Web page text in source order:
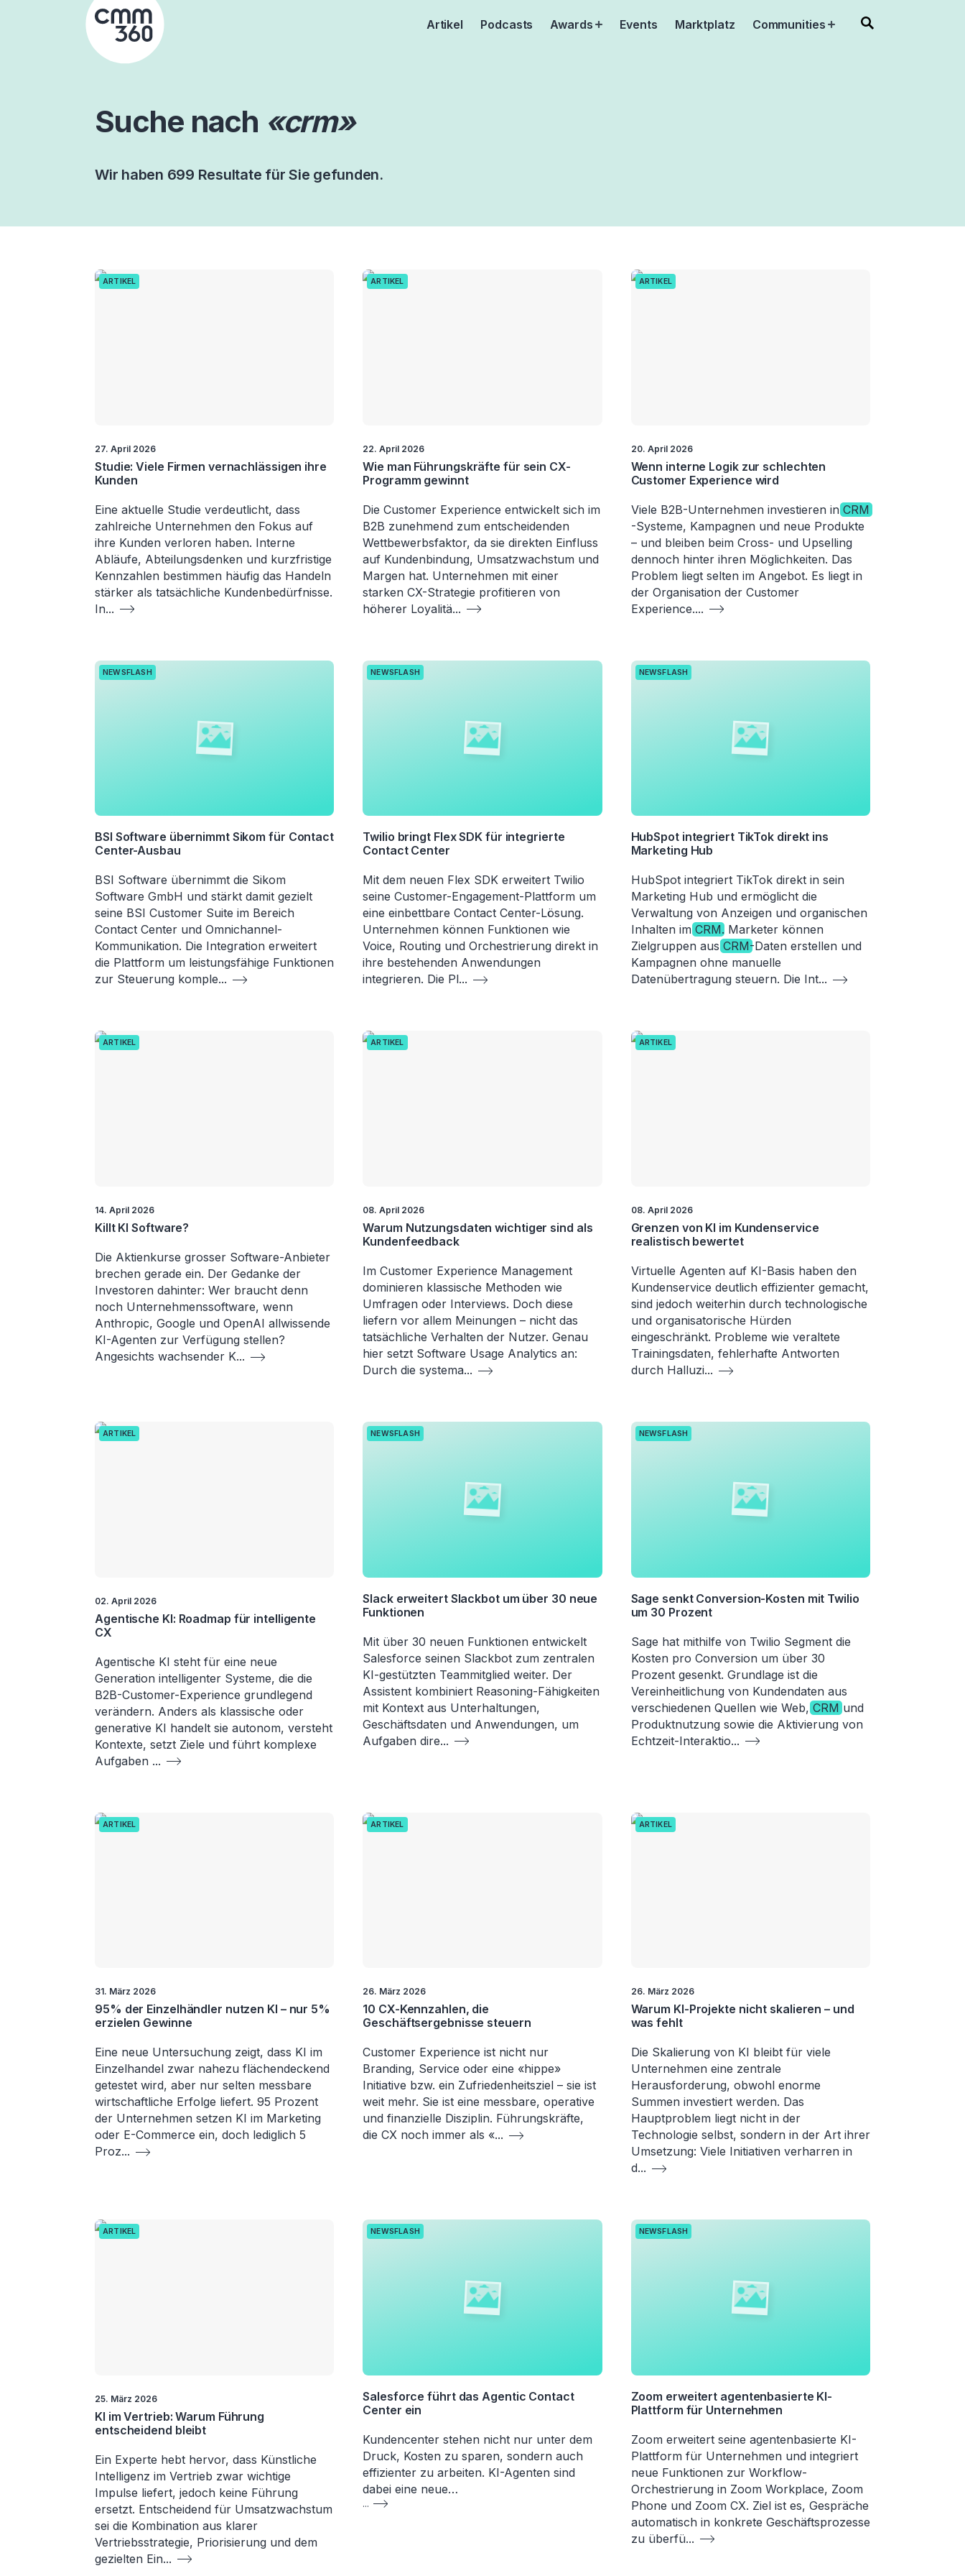
Artikel Podcasts Awards OpenEvents Marktplatz Communities Open
Suche nach «crm»
Wir haben 699 Resultate für Sie gefunden.
ARTIKEL
27. April 2026
Studie: Viele Firmen vernachlässigen ihre
Kunden
Eine aktuelle Studie verdeutlicht, dass
zahlreiche Unternehmen den Fokus auf
ihre Kunden verloren haben. Interne
Abläufe, Abteilungsdenken und kurzfristige
Kennzahlen bestimmen häufig das Handeln
stärker als tatsächliche Kundenbedürfnisse.
In...
ARTIKEL
22. April 2026
Wie man Führungskräfte für sein CX-
Programm gewinnt
Die Customer Experience entwickelt sich im
B2B zunehmend zum entscheidenden
Wettbewerbsfaktor, da sie direkten Einfluss
auf Kundenbindung, Umsatzwachstum und
Margen hat. Unternehmen mit einer
starken CX-Strategie profitieren von
höherer Loyalitä...
ARTIKEL
20. April 2026
Wenn interne Logik zur schlechten
Customer Experience wird
Viele B2B-Unternehmen investieren inCRM
-Systeme, Kampagnen und neue Produkte
– und bleiben beim Cross- und Upselling
dennoch hinter ihren Möglichkeiten. Das
Problem liegt selten im Angebot. Es liegt in
der Organisation der Customer
Experience....
NEWSFLASH
BSI Software übernimmt Sikom für Contact
Center-Ausbau
BSI Software übernimmt die Sikom
Software GmbH und stärkt damit gezielt
seine BSI Customer Suite im Bereich
Contact Center und Omnichannel-
Kommunikation. Die Integration erweitert
die Plattform um leistungsfähige Funktionen
zur Steuerung komple...
NEWSFLASH
Twilio bringt Flex SDK für integrierte
Contact Center
Mit dem neuen Flex SDK erweitert Twilio
seine Customer-Engagement-Plattform um
eine einbettbare Contact Center-Lösung.
Unternehmen können Funktionen wie
Voice, Routing und Orchestrierung direkt in
ihre bestehenden Anwendungen
integrieren. Die Pl...
NEWSFLASH
HubSpot integriert TikTok direkt ins
Marketing Hub
HubSpot integriert TikTok direkt in sein
Marketing Hub und ermöglicht die
Verwaltung von Anzeigen und organischen
Inhalten imCRM. Marketer können
Zielgruppen ausCRM-Daten erstellen und
Kampagnen ohne manuelle
Datenübertragung steuern. Die Int...
ARTIKEL
14. April 2026
Killt KI Software?
Die Aktienkurse grosser Software-Anbieter
brechen gerade ein. Der Gedanke der
Investoren dahinter: Wer braucht denn
noch Unternehmenssoftware, wenn
Anthropic, Google und OpenAI allwissende
KI-Agenten zur Verfügung stellen?
Angesichts wachsender K...
ARTIKEL
08. April 2026
Warum Nutzungsdaten wichtiger sind als
Kundenfeedback
Im Customer Experience Management
dominieren klassische Methoden wie
Umfragen oder Interviews. Doch diese
liefern vor allem Meinungen – nicht das
tatsächliche Verhalten der Nutzer. Genau
hier setzt Software Usage Analytics an:
Durch die systema...
ARTIKEL
08. April 2026
Grenzen von KI im Kundenservice
realistisch bewertet
Virtuelle Agenten auf KI-Basis haben den
Kundenservice deutlich effizienter gemacht,
sind jedoch weiterhin durch technologische
und organisatorische Hürden
eingeschränkt. Probleme wie veraltete
Trainingsdaten, fehlerhafte Antworten
durch Halluzi...
ARTIKEL
02. April 2026
Agentische KI: Roadmap für intelligente
CX
Agentische KI steht für eine neue
Generation intelligenter Systeme, die die
B2B-Customer-Experience grundlegend
verändern. Anders als klassische oder
generative KI handelt sie autonom, versteht
Kontexte, setzt Ziele und führt komplexe
Aufgaben ...
NEWSFLASH
Slack erweitert Slackbot um über 30 neue
Funktionen
Mit über 30 neuen Funktionen entwickelt
Salesforce seinen Slackbot zum zentralen
KI-gestützten Teammitglied weiter. Der
Assistent kombiniert Reasoning-Fähigkeiten
mit Kontext aus Unterhaltungen,
Geschäftsdaten und Anwendungen, um
Aufgaben dire...
NEWSFLASH
Sage senkt Conversion-Kosten mit Twilio
um 30 Prozent
Sage hat mithilfe von Twilio Segment die
Kosten pro Conversion um über 30
Prozent gesenkt. Grundlage ist die
Vereinheitlichung von Kundendaten aus
verschiedenen Quellen wie Web,CRM und
Produktnutzung sowie die Aktivierung von
Echtzeit-Interaktio...
ARTIKEL
31. März 2026
95% der Einzelhändler nutzen KI – nur 5%
erzielen Gewinne
Eine neue Untersuchung zeigt, dass KI im
Einzelhandel zwar nahezu flächendeckend
getestet wird, aber nur selten messbare
wirtschaftliche Erfolge liefert. 95 Prozent
der Unternehmen setzen KI im Marketing
oder E-Commerce ein, doch lediglich 5
Proz...
ARTIKEL
26. März 2026
10 CX-Kennzahlen, die
Geschäftsergebnisse steuern
Customer Experience ist nicht nur
Branding, Service oder eine «hippe»
Initiative bzw. ein Zufriedenheitsziel – sie ist
weit mehr. Sie ist eine messbare, operative
und finanzielle Disziplin. Führungskräfte,
die CX noch immer als «...
ARTIKEL
26. März 2026
Warum KI-Projekte nicht skalieren – und
was fehlt
Die Skalierung von KI bleibt für viele
Unternehmen eine zentrale
Herausforderung, obwohl enorme
Summen investiert werden. Das
Hauptproblem liegt nicht in der
Technologie selbst, sondern in der Art ihrer
Umsetzung: Viele Initiativen verharren in
d...
ARTIKEL
25. März 2026
KI im Vertrieb: Warum Führung
entscheidend bleibt
Ein Experte hebt hervor, dass Künstliche
Intelligenz im Vertrieb zwar wichtige
Impulse liefert, jedoch keine Führung
ersetzt. Entscheidend für Umsatzwachstum
sei die Kombination aus klarer
Vertriebsstrategie, Priorisierung und dem
gezielten Ein...
NEWSFLASH
Salesforce führt das Agentic Contact
Center ein
Kundencenter stehen nicht nur unter dem
Druck, Kosten zu sparen, sondern auch
effizienter zu arbeiten. KI-Agenten sind
dabei eine neue…
...
NEWSFLASH
Zoom erweitert agentenbasierte KI-
Plattform für Unternehmen
Zoom erweitert seine agentenbasierte KI-
Plattform für Unternehmen und integriert
neue Funktionen zur Workflow-
Orchestrierung in Zoom Workplace, Zoom
Phone und Zoom CX. Ziel ist es, Gespräche
automatisch in konkrete Geschäftsprozesse
zu überfü...